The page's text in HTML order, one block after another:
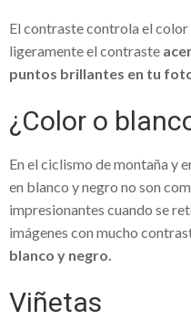
Bróker 1000Extra – La luz de la
información vence las tinieblas
ignorancia
Finmarkfx: ¿invertir con un
moda o una necesidad?
Consejos para celebrar las
Salou según las estaciones del
Tips para comprar viviendas con
en Salou
El contraste controla el
ligeramente el contraste
puntos brillantes en tu
¿Color o
En el ciclismo de montaña y
en blanco y negro no son
impresionantes cuando se
imágenes con mucho
blanco y negro.
Viñetas